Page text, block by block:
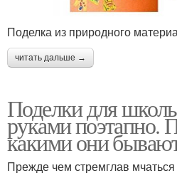
Поделка из природного
читать дальше →
Поделки для
руками поэтапно.
какими они
Прежде чем стремглав